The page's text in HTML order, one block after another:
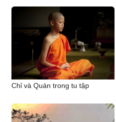
Chỉ và Quán trong tu tập